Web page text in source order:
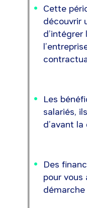
Cette
découvrir
Les
salariés,
d’avant
Des
pour vous
démarche